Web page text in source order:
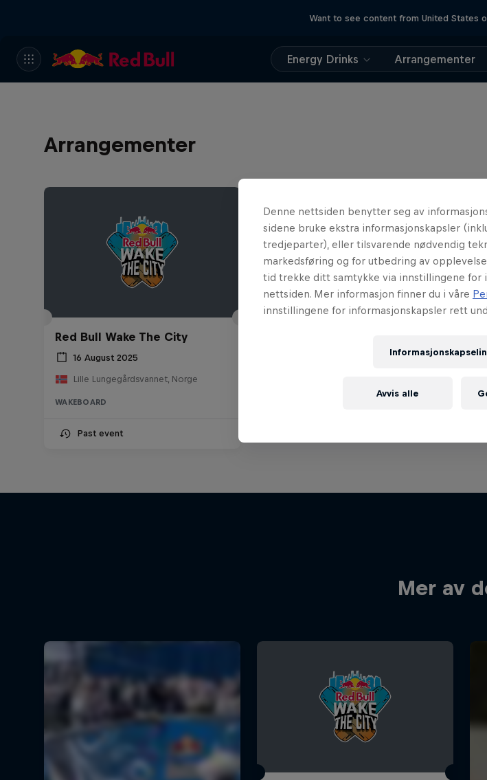
Want to see content from United States
Energy Drinks Arrangementer
Arrangementer
Red Bull Wake The City
16 August 2025
Lille Lungegårdsvannet, Norge
WAKEBOARD
Past event
Mer av
Denne nettsiden benytter seg av
sidene bruke ekstra informasjonskapsler
tredjeparter), eller tilsvarende nødvendig
markedsføring og for utbedring av
tid trekke ditt samtykke via innstillingene for
nettsiden. Mer informasjon finner du i våre
innstillingene for informasjonskapsler rett
Avvis alle